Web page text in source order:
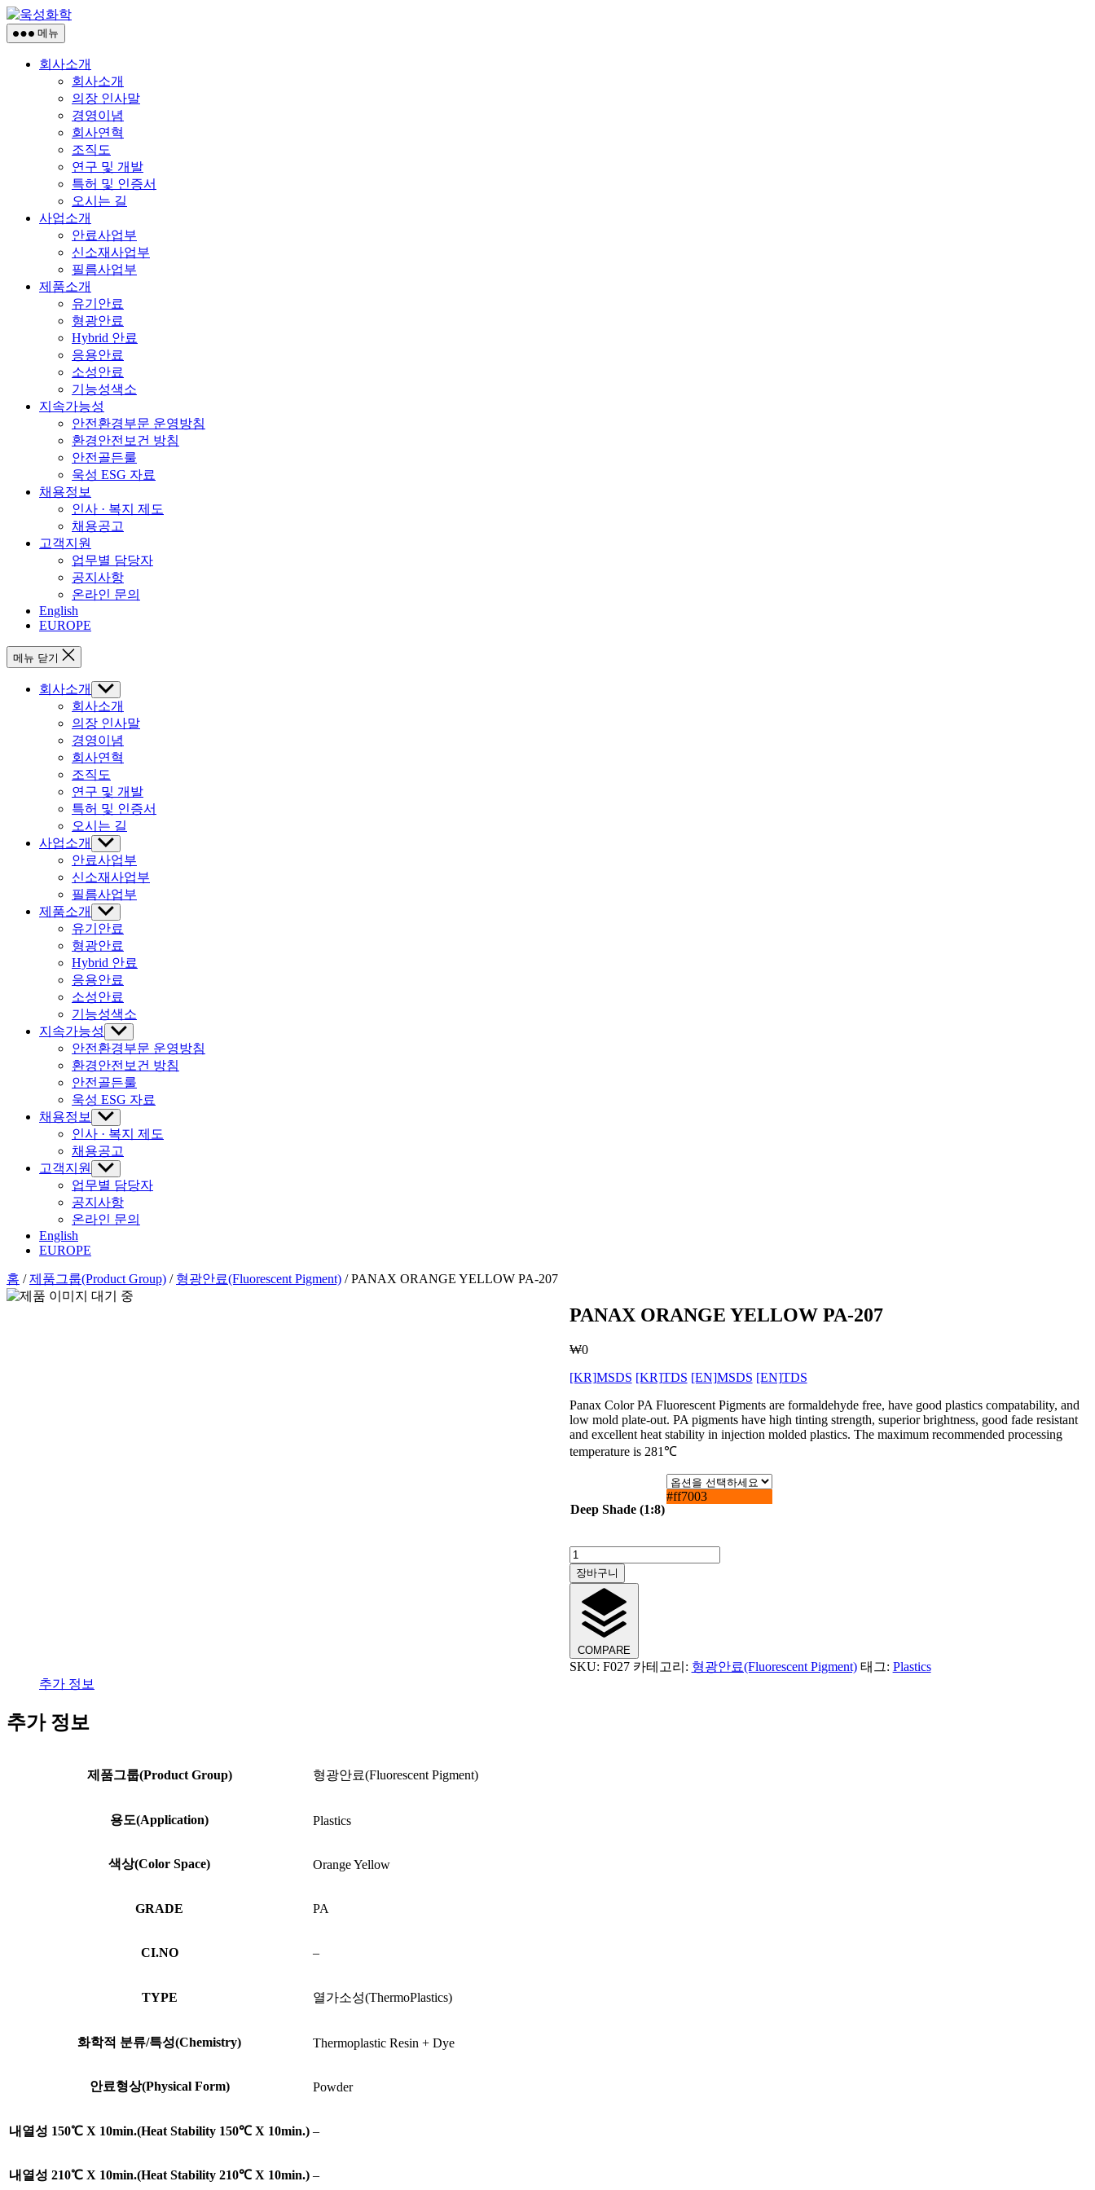
콘
텐
츠
욱
학
메뉴
회사소개
회사소개
의장 인사말
경영이념
회사연혁
조직도
연구 및 개발
특허 및 인증서
오시는 길
사업소개
안료사업부
신소재사업부
필름사업부
제품소개
유기안료
형광안료
Hybrid 안료
응용안료
소성안료
기능성색소
지속가능성
안전환경부문 운영방침
환경안전보건 방침
안전골든룰
욱성 ESG 자료
채용정보
인사 · 복지 제도
채용공고
고객지원
업무별 담당자
공지사항
온라인 문의
English
EUROPE
메뉴 닫기
회사소개
하
위
메
뉴
표
시
회사소개
의장 인사말
경영이념
회사연혁
조직도
연구 및 개발
특허 및 인증서
오시는 길
사업소개
하
위
메
뉴
표
시
안료사업부
신소재사업부
필름사업부
제품소개
하
위
메
뉴
표
시
유기안료
형광안료
Hybrid 안료
응용안료
소성안료
기능성색소
지속가능성
하
위
메
뉴
표
시
안전환경부문 운영방침
환경안전보건 방침
안전골든룰
욱성 ESG 자료
채용정보
하
위
메
뉴
표
시
인사 · 복지 제도
채용공고
고객지원
하
위
메
뉴
표
업무별 담당자
공지사항
온라인 문의
English
EUROPE
홈 /제품그룹(Product Group) / 형광안료(Fluorescent Pigment) / PANAX ORANGE YELLOW PA-207
PANAX ORANGE YELLOW PA-207
₩0
[KR]MSDS [KR]TDS [EN]MSDS [EN]TDS
Panax Color PA Fluorescent Pigments are formaldehyde free, have good plastics compatability, and
low mold plate-out. PA pigments have high tinting strength, superior brightness, good fade resistant
and excellent heat stability in injection molded plastics. The maximum recommended processing
temperature is 281℃
Deep Shade (1:8)
#ff7003
PANAX
ORANGE
YELLOW
PA-
207
량
장바구니
COMPARE
SKU: F027 카테고리: 형광안료(Fluorescent Pigment) 태그: Plastics
추가 정보
추가 정보
제품그룹(Product Group) 형광안료(Fluorescent Pigment)
용도(Application) Plastics
색상(Color Space) Orange Yellow
GRADE PA
CI.NO –
TYPE 열가소성(ThermoPlastics)
화학적 분류/특성(Chemistry) Thermoplastic Resin + Dye
안료형상(Physical Form) Powder
내열성 150℃ X 10min.(Heat Stability 150℃ X 10min.) –
내열성 210℃ X 10min.(Heat Stability 210℃ X 10min.) –